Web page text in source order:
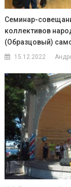
Семинар-
коллективов
(Образцовый)
15.12.2022